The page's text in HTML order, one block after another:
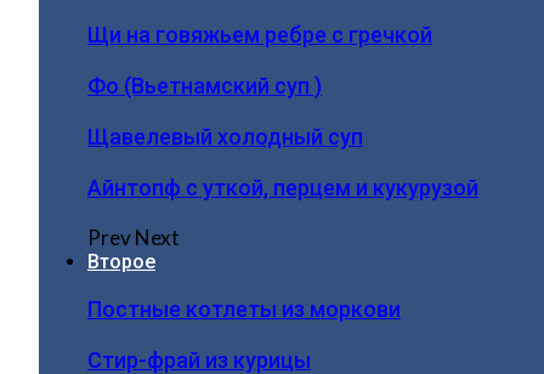
Щи на говяжьем ребре с гречкой
Фо (Вьетнамский суп )
Щавелевый холодный суп
Айнтопф с уткой, перцем и кукурузой
PrevNext
Второе
Постные котлеты из моркови
Стир-фрай из курицы